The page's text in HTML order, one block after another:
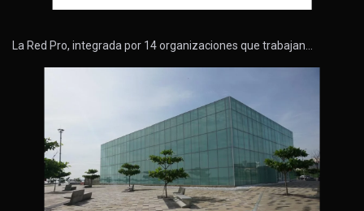
La Red Pro, integrada por 14 organizaciones que trabajan…